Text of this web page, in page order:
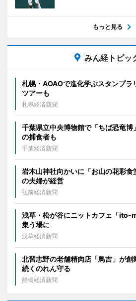
もっと見る
みん経トピッ
札幌・AOAOで進化学ぶスタンプ
ツアーも
札幌経済新聞
千葉県立中央博物館で「ちば恐竜
の捕食者も
千葉経済新聞
岩木山神社向かいに「お山の花彩
の夫婦が経営
弘前経済新聞
浅草・松が谷にニットカフェ「
集う場に
浅草経済新聞
北習志野の老舗精肉店「鳥吉」が
続くのれん守る
船橋経済新聞